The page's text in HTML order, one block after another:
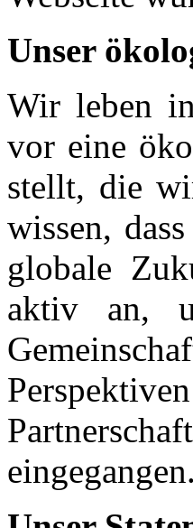
Unser
Wir leben
vor eine
stellt, die
wissen,
globale
aktiv an,
eingegangen.